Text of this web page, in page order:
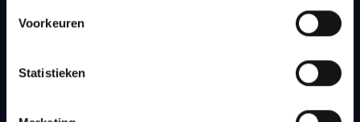
Voorkeuren
StatistiekenHow to get to the VUB campuses